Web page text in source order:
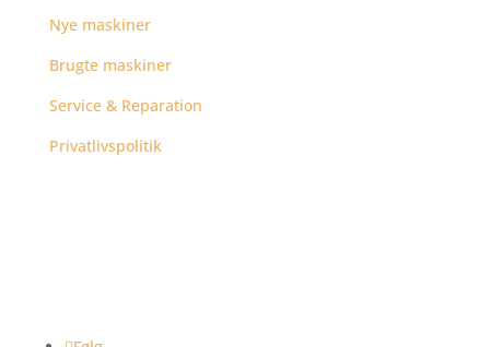
Nye maskiner
Brugte maskiner
Service & Reparation
Privatlivspolitik